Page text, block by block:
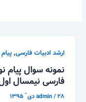
ارشد ادبیات فارسی,
نمونه سوال پیام
فارسی نیمسال اول ۹۴-
admin/۲۸ دی ّ ۱۳۹۵